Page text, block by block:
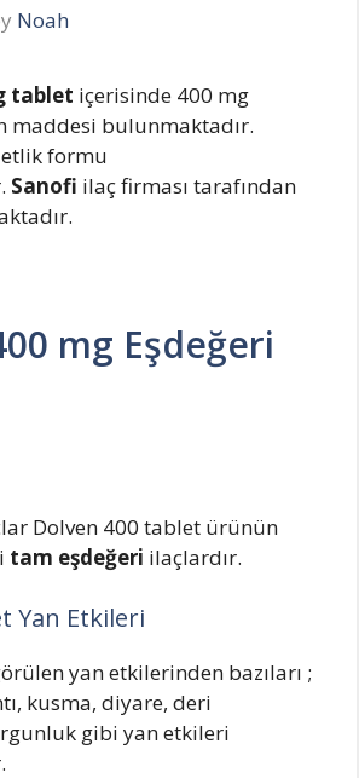
Noah
tablet içerisinde 400 mg
maddesi bulunmaktadır.
formu
Sanofi ilaç firması tarafından
mg Eşdeğeri
Dolven 400 tablet ürünün
tam eşdeğeri ilaçlardır.
Yan Etkileri
yan etkilerinden bazıları ;
kusma, diyare, deri
gibi yan etkileri